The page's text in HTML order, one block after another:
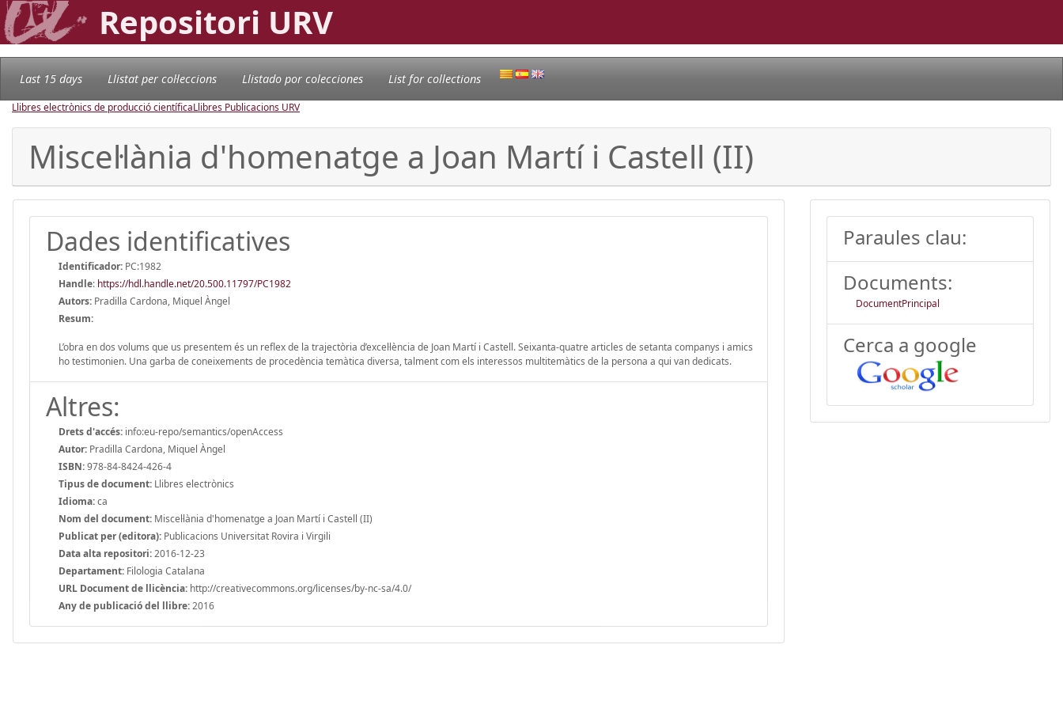
Repositori URV
Last 15 days Llistat per col·leccions Llistado por colecciones List for collections
Llibres electrònics de producció científicaLlibres Publicacions URV
Miscel·lània d'homenatge a Joan Martí i Castell (II)
Dades identificatives
Identificador: PC:1982
Handle: https://hdl.handle.net/20.500.11797/PC1982
Autors: Pradilla Cardona, Miquel Àngel
Resum:
L’obra en dos volums que us presentem és un reflex de la trajectòria d’excel·lència de Joan Martí i Castell. Seixanta-quatre articles de setanta companys i amics
ho testimonien. Una garba de coneixements de procedència temàtica diversa, talment com els interessos multitemàtics de la persona a qui van dedicats.
Altres:
Drets d'accés: info:eu-repo/semantics/openAccess
Autor: Pradilla Cardona, Miquel Àngel
ISBN:978-84-8424-426-4
Tipus de document: Llibres electrònics
Idioma:ca
Nom del document: Miscel·lània d'homenatge a Joan Martí i Castell (II)
Publicat per (editora): Publicacions Universitat Rovira i Virgili
Data alta repositori:2016-12-23
Departament: Filologia Catalana
URL Document de llicència: http://creativecommons.org/licenses/by-nc-sa/4.0/
Any de publicació del llibre:2016
Paraules clau:
Documents:
DocumentPrincipal
Cerca a google